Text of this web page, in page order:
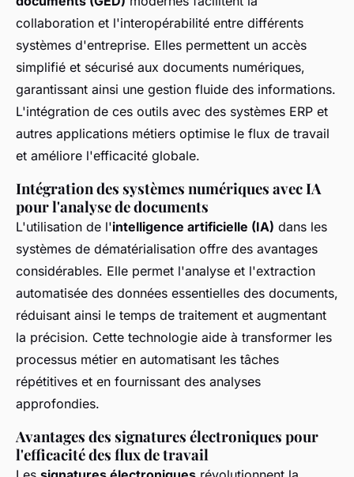
collaboration et l'interopérabilité entre différents
systèmes d'entreprise. Elles permettent un accès
simplifié et sécurisé aux documents numériques,
garantissant ainsi une gestion fluide des informations.
L'intégration de ces outils avec des systèmes ERP et
autres applications métiers optimise le flux de travail
et améliore l'efficacité globale.
Intégration des systèmes numériques avec IA
pour l'analyse de documents
L'utilisation de l'intelligence artificielle (IA) dans les
systèmes de dématérialisation offre des avantages
considérables. Elle permet l'analyse et l'extraction
automatisée des données essentielles des documents,
réduisant ainsi le temps de traitement et augmentant
la précision. Cette technologie aide à transformer les
processus métier en automatisant les tâches
répétitives et en fournissant des analyses
approfondies.
Avantages des signatures électroniques pour
l'efficacité des flux de travail